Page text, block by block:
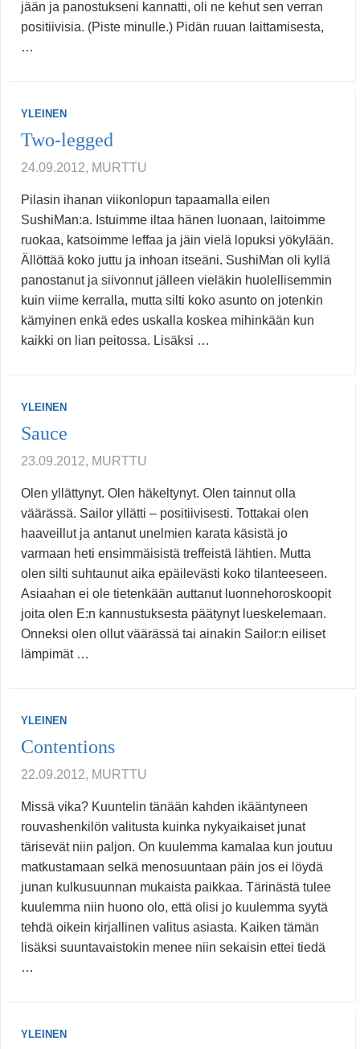
jään ja panostukseni kannatti, oli ne kehut sen verran
positiivisia. (Piste minulle.) Pidän ruuan laittamisesta,
…
YLEINEN
Two-legged
24.09.2012, MURTTU
Pilasin ihanan viikonlopun tapaamalla eilen
SushiMan:a. Istuimme iltaa hänen luonaan, laitoimme
ruokaa, katsoimme leffaa ja jäin vielä lopuksi yökylään.
Ällöttää koko juttu ja inhoan itseäni. SushiMan oli kyllä
panostanut ja siivonnut jälleen vieläkin huolellisemmin
kuin viime kerralla, mutta silti koko asunto on jotenkin
kämyinen enkä edes uskalla koskea mihinkään kun
kaikki on lian peitossa. Lisäksi …
YLEINEN
Sauce
23.09.2012, MURTTU
Olen yllättynyt. Olen häkeltynyt. Olen tainnut olla
väärässä. Sailor yllätti – positiivisesti. Tottakai olen
haaveillut ja antanut unelmien karata käsistä jo
varmaan heti ensimmäisistä treffeistä lähtien. Mutta
olen silti suhtaunut aika epäilevästi koko tilanteeseen.
Asiaahan ei ole tietenkään auttanut luonnehoroskoopit
joita olen E:n kannustuksesta päätynyt lueskelemaan.
Onneksi olen ollut väärässä tai ainakin Sailor:n eiliset
lämpimät …
YLEINEN
Contentions
22.09.2012, MURTTU
Missä vika? Kuuntelin tänään kahden ikääntyneen
rouvashenkilön valitusta kuinka nykyaikaiset junat
tärisevät niin paljon. On kuulemma kamalaa kun joutuu
matkustamaan selkä menosuuntaan päin jos ei löydä
junan kulkusuunnan mukaista paikkaa. Tärinästä tulee
kuulemma niin huono olo, että olisi jo kuulemma syytä
tehdä oikein kirjallinen valitus asiasta. Kaiken tämän
lisäksi suuntavaistokin menee niin sekaisin ettei tiedä
…
YLEINEN